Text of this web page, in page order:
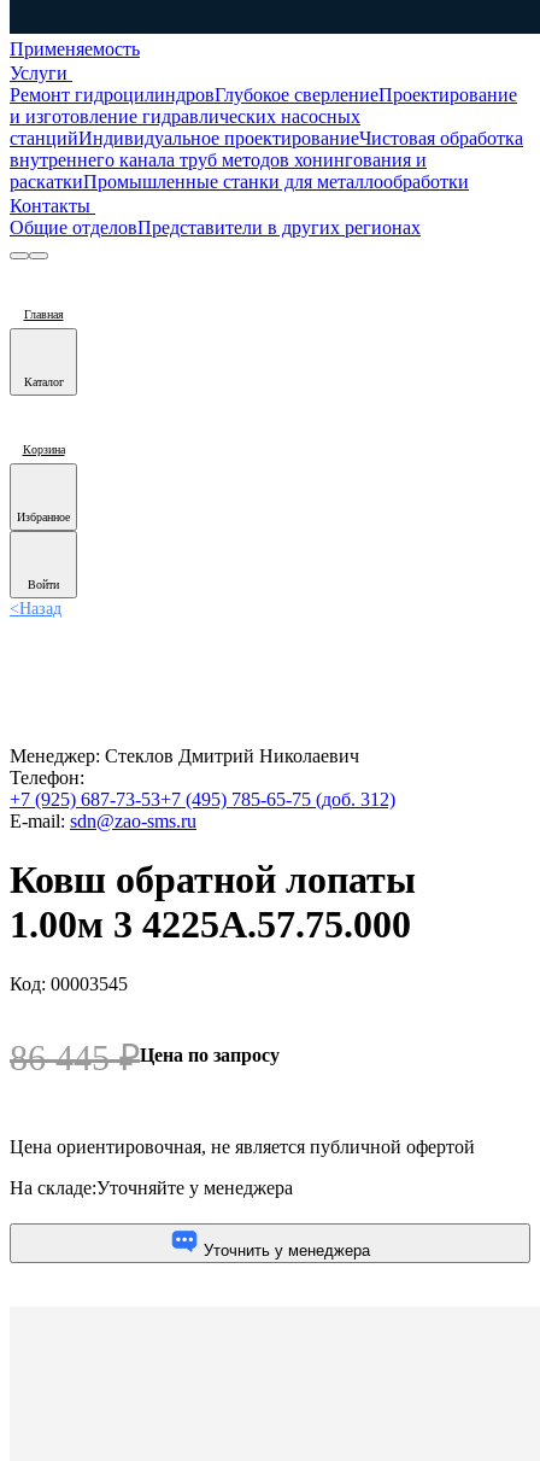
Применяемость
Услуги
Ремонт гидроцилиндровГлубокое сверлениеПроектирование
и изготовление гидравлических насосных
станцийИндивидуальное проектированиеЧистовая обработка
внутреннего канала труб методов хонингования и
раскаткиПромышленные станки для металлообработки
Контакты
Общие отделовПредставители в других регионах
Главная
Каталог
Корзина
Избранное
Войти
<Назад
Менеджер: Стеклов Дмитрий Николаевич
Телефон:
+7 (925) 687-73-53+7 (495) 785-65-75 (доб. 312)
E-mail: sdn@zao-sms.ru
Ковш обратной лопаты
1.00м 3 4225А.57.75.000
Код: 00003545
86 445₽Цена по запросу
Цена ориентировочная, не является публичной офертой
На складе:Уточняйте у менеджера
Уточнить у менеджера